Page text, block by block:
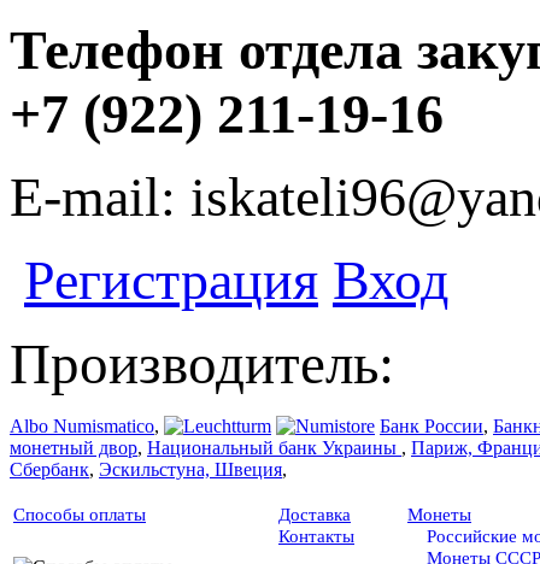
Телефон отдела
+7 (922) 211-19-16
E-mail:
Регистрация Вход
Производитель:
Albo Numismatico, Банк России,
монетный двор, Национальный банк Украины , Париж,
Сбербанк, Эскильстуна, Швеция,
Способы оплаты
Доставка
Контакты
Монеты
Российские
Монеты СССР